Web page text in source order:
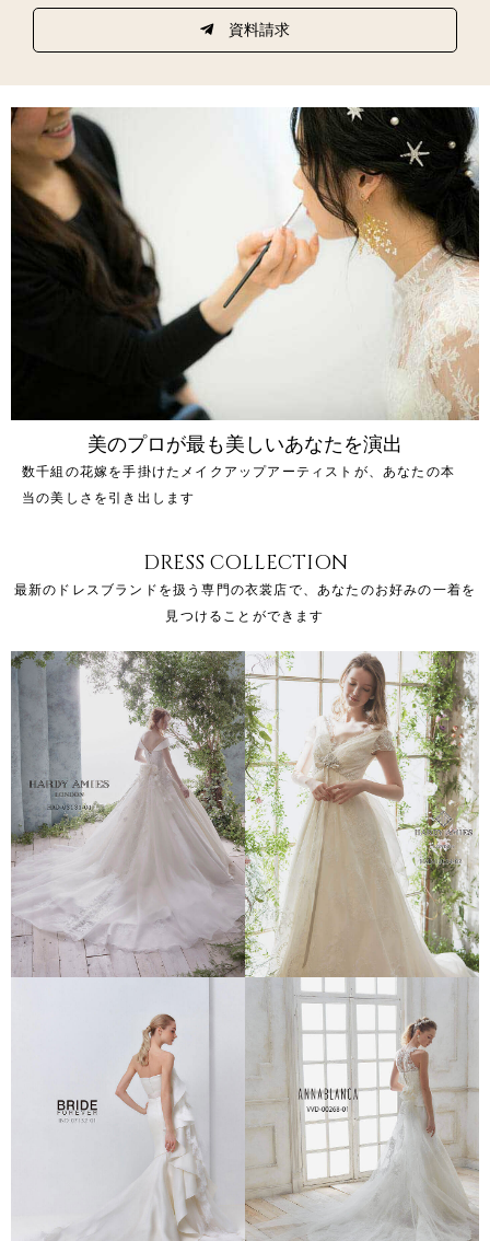
資料請求
美のプロが最も美しいあなたを演出
数千組の花嫁を手掛けたメイクアップアーティストが、あなたの本
当の美しさを引き出します
DRESS COLLECTION
最新のドレスブランドを扱う専門の衣裳店で、あなたのお好みの一着を
見つけることができます